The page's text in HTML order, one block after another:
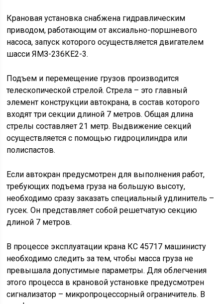
Крановая установка снабжена гидравлическим
приводом, работающим от аксиально-поршневого
насоса, запуск которого осуществляется двигателем
шасси ЯМЗ-236КЕ2-3.
Подъем и перемещение грузов производится
телескопической стрелой. Стрела – это главный
элемент конструкции автокрана, в состав которого
входят три секции длиной 7 метров. Общая длина
стрелы составляет 21 метр. Выдвижение секций
осуществляется с помощью гидроцилиндра или
полиспастов.
Если автокран предусмотрен для выполнения работ,
требующих подъема груза на большую высоту,
необходимо сразу заказать специальный удлинитель –
гусек. Он представляет собой решетчатую секцию
длиной 7 метров.
В процессе эксплуатации крана КС 45717 машинисту
необходимо следить за тем, чтобы масса груза не
превышала допустимые параметры. Для облегчения
этого процесса в крановой установке предусмотрен
сигнализатор – микропроцессорный ограничитель. В